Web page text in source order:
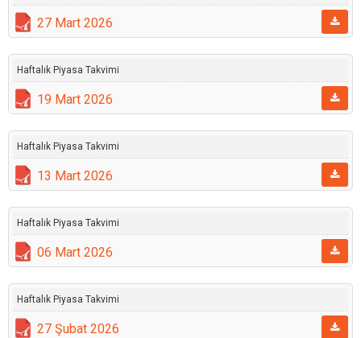
27 Mart 2026
Haftalık Piyasa Takvimi
19 Mart 2026
Haftalık Piyasa Takvimi
13 Mart 2026
Haftalık Piyasa Takvimi
06 Mart 2026
Haftalık Piyasa Takvimi
27 Şubat 2026